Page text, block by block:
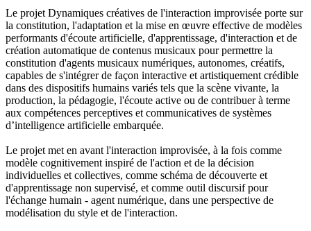
Le projet Dynamiques créatives de l'interaction improvisée porte sur
la constitution, l'adaptation et la mise en œuvre effective de modèles
performants d'écoute artificielle, d'apprentissage, d'interaction et de
création automatique de contenus musicaux pour permettre la
constitution d'agents musicaux numériques, autonomes, créatifs,
capables de s'intégrer de façon interactive et artistiquement crédible
dans des dispositifs humains variés tels que la scène vivante, la
production, la pédagogie, l'écoute active ou de contribuer à terme
aux compétences perceptives et communicatives de systèmes
d’intelligence artificielle embarquée.
Le projet met en avant l'interaction improvisée, à la fois comme
modèle cognitivement inspiré de l'action et de la décision
individuelles et collectives, comme schéma de découverte et
d'apprentissage non supervisé, et comme outil discursif pour
l'échange humain - agent numérique, dans une perspective de
modélisation du style et de l'interaction.